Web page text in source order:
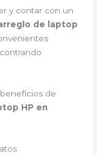
y contar con un
de laptop
de
HP en